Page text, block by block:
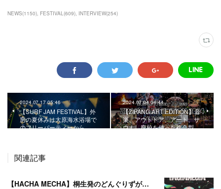
NEWS(1150) FESTIVAL(609) INTERVIEW(254)
2024.07.17 05:46
【SURF JAM FESTIVAL】外
房の夏休みは大原海水浴場で
のフリーパーティーから。
2024.07.04 04:44
【ZIPANG ART EDITION】音
楽、アウトドア、アート、サ
ウナ。廃校を使った複合型…
関連記事
【HACHA MECHA】桐生発のどんぐりずが桐生をハチャメチャに彩る。